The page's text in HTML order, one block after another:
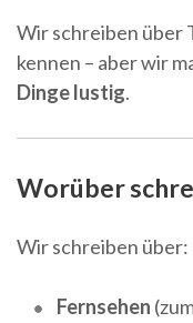
Wir schreiben über
kennen – aber wir
Dinge lustig.
Worüber
Wir schreiben über:
Fernsehen